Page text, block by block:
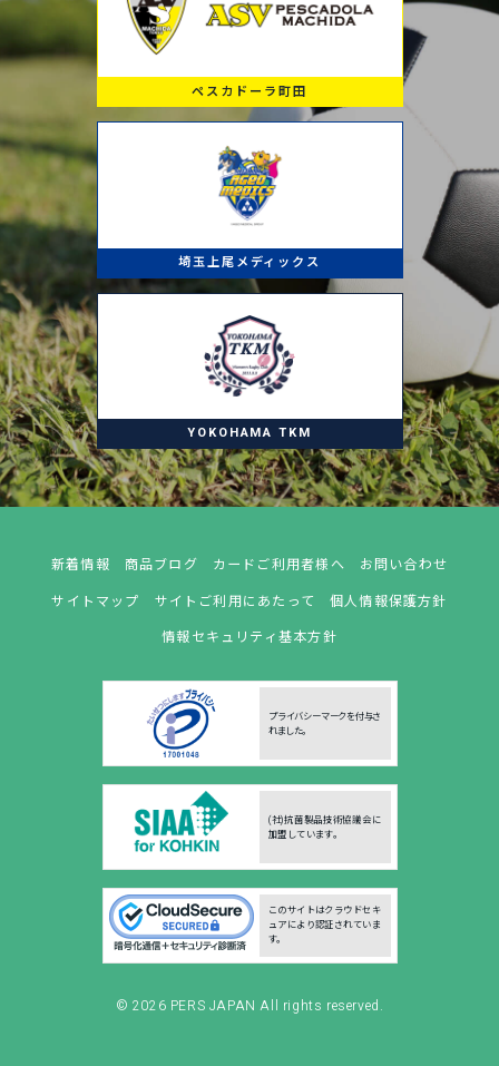
ペスカドーラ町田
埼玉上尾メディックス
YOKOHAMA TKM
新着情報 商品ブログ カードご利用者様へ
お問い合わせ
サイトマップ
サイトご利用にあたって
個人情報保護方針
情報セキュリティ基本方針
プライバシーマークを付与さ
れました。
(社)抗菌製品技術協議会に
加盟しています。
このサイトはクラウドセキ
ュアにより認証されていま
す。
© 2026 PERS JAPANAll rights reserved.